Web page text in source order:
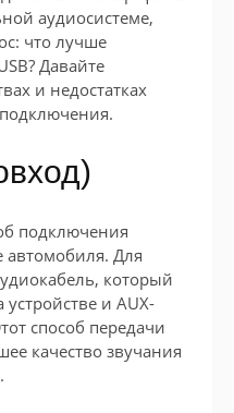
аудиосистеме,
что лучше
Давайте
и недостатках
подключения
автомобиля. Для
который
устройстве и AUX-
способ передачи
качество звучания